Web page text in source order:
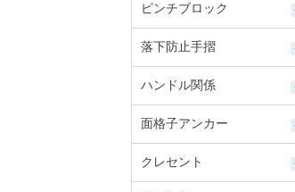
ピンチブロック
落下防止手摺
ハンドル関係
面格子アンカー
クレセント